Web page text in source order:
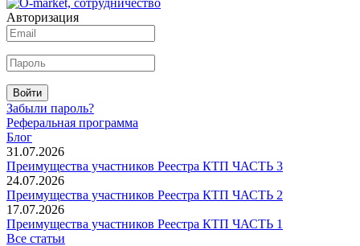
Авторизация
Войти
Забыли пароль?
Реферальная программа
Блог
31.07.2026
Преимущества участников Реестра КТП ЧАСТЬ 3
24.07.2026
Преимущества участников Реестра КТП ЧАСТЬ 2
17.07.2026
Преимущества участников Реестра КТП ЧАСТЬ 1
Все статьи